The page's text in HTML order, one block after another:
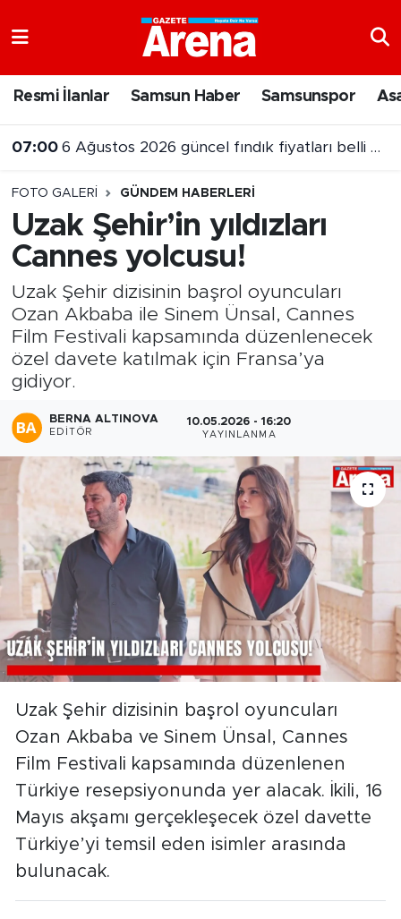
Resmi İlanlar Samsun Haber Samsunspor
07:00 6 Ağustos 2026 güncel fındık fiyatları belli oldu
FOTO GALERI GÜNDEM HABERLERI
Uzak Şehir’in yıldızları
Cannes yolcusu!
Uzak Şehir dizisinin başrol oyuncuları
Ozan Akbaba ile Sinem Ünsal, Cannes
Film Festivali kapsamında düzenlenecek
özel davete katılmak için Fransa’ya
gidiyor.
BERNA ALTINOVA
EDITÖR
10.05.2026 - 16:20
YAYINLANMA
Uzak Şehir dizisinin başrol oyuncuları
Ozan Akbaba ve Sinem Ünsal, Cannes
Film Festivali kapsamında düzenlenen
Türkiye resepsiyonunda yer alacak. İkili, 16
Mayıs akşamı gerçekleşecek özel davette
Türkiye’yi temsil eden isimler arasında
bulunacak.
Samsun Namaz Vakitleri
Süper Lig Puan Durumu ve Fikstür
Tüm Manşetler
Son Dakika Haberleri
Haber Arşivi